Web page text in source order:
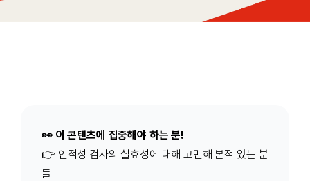
👀 이 콘텐츠에 집중해야 하는 분!
👉 인적성 검사의 실효성에 대해 고민해 본적 있는 분
들